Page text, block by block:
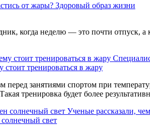
от жары? Здоровый образ жизни
когда неделю — это почти отпуск,
стоит тренироваться в жару
перед занятиями спортом при
тренировка будет более
Ученые рассказали,
свет